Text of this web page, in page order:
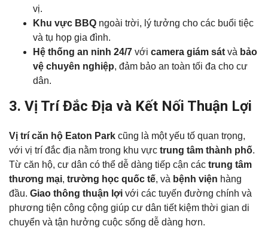
vị.
Khu vực BBQ ngoài trời, lý tưởng cho các buổi tiệc
và tụ họp gia đình.
Hệ thống an ninh 24/7 với camera giám sát và bảo
vệ chuyên nghiệp, đảm bảo an toàn tối đa cho cư
dân.
3. Vị Trí Đắc Địa và Kết Nối Thuận Lợi
Vị trí căn hộ Eaton Park cũng là một yếu tố quan trọng,
với vị trí đắc địa nằm trong khu vực trung tâm thành phố.
Từ căn hộ, cư dân có thể dễ dàng tiếp cận các trung tâm
thương mại, trường học quốc tế, và bệnh viện hàng
đầu. Giao thông thuận lợi với các tuyến đường chính và
phương tiện công cộng giúp cư dân tiết kiệm thời gian di
chuyển và tận hưởng cuộc sống dễ dàng hơn.